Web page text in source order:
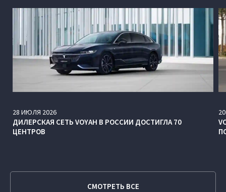
28 ИЮЛЯ 2026
ДИЛЕРСКАЯ СЕТЬ VOYAH В РОССИИ ДОСТИГЛА 70
ЦЕНТРОВ
20
СМОТРЕТЬ ВСЕ